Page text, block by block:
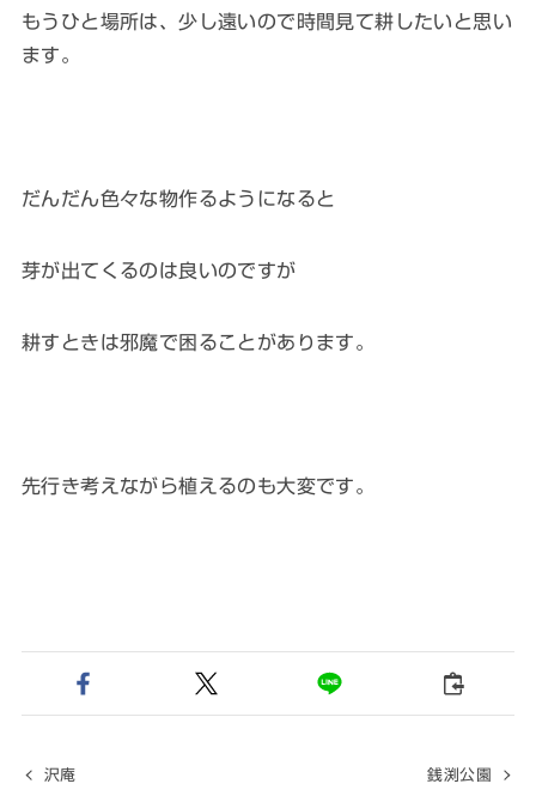
もうひと場所は、少し遠いので時間見て耕したいと思い
ます。
だんだん色々な物作るようになると
芽が出てくるのは良いのですが
耕すときは邪魔で困ることがあります。
先行き考えながら植えるのも大変です。
沢庵 銭渕公園